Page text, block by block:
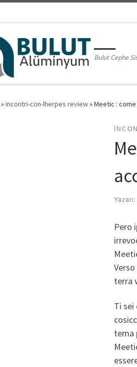
Bulut Cephe
»incontri-con-lherpes review»Meetic :
Pero
terra
Ti sei
tema